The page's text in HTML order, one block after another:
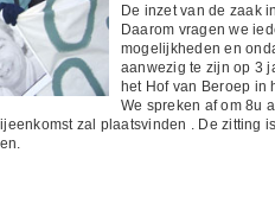
De inzet van de zaak
Daarom vragen we
mogelijkheden en
aanwezig te zijn op 3
het Hof van Beroep in
We spreken af om 8u
zal plaatsvinden . De zitting